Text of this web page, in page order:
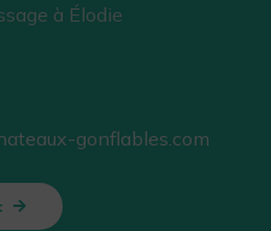
à Élodie
gonflables.com